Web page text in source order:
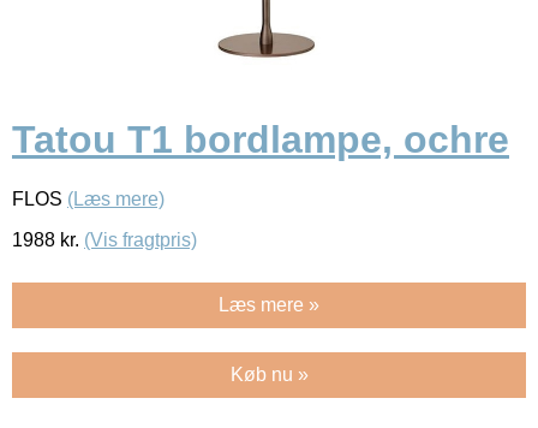
Tatou T1 bordlampe, ochre
FLOS (Læs mere)
1988 kr. (Vis fragtpris)
Læs mere »
Køb nu »